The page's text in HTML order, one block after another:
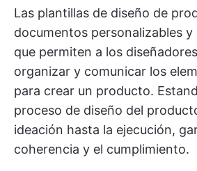
Las plantillas de diseño de
documentos personalizables y
que permiten a los
organizar y comunicar los
para crear un producto.
proceso de diseño del
ideación hasta la ejecución,
coherencia y el cumplimiento.